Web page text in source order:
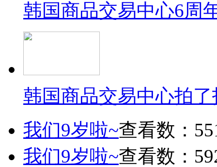
韩国商品交易中心6周
韩国商品交易中心拍
我们9岁啦~查看数：
我们9岁啦~查看数：